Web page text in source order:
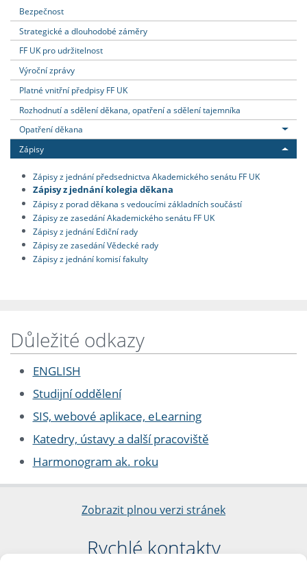
Bezpečnost
Strategické a dlouhodobé záměry
FF UK pro udržitelnost
Výroční zprávy
Platné vnitřní předpisy FF UK
Rozhodnutí a sdělení děkana, opatření a sdělení tajemníka
Opatření děkana
Zápisy
Zápisy z jednání předsednictva Akademického senátu FF UK
Zápisy z jednání kolegia děkana
Zápisy z porad děkana s vedoucími základních součástí
Zápisy ze zasedání Akademického senátu FF UK
Zápisy z jednání Ediční rady
Zápisy ze zasedání Vědecké rady
Zápisy z jednání komisí fakulty
Důležité odkazy
ENGLISH
Studijní oddělení
SIS, webové aplikace, eLearning
Katedry, ústavy a další pracoviště
Harmonogram ak. roku
Zobrazit plnou verzi stránek
Rychlé kontakty